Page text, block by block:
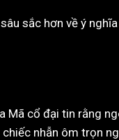
sắc hơn về ý
Mã cổ đại tin rằng
nhẫn ôm trọn